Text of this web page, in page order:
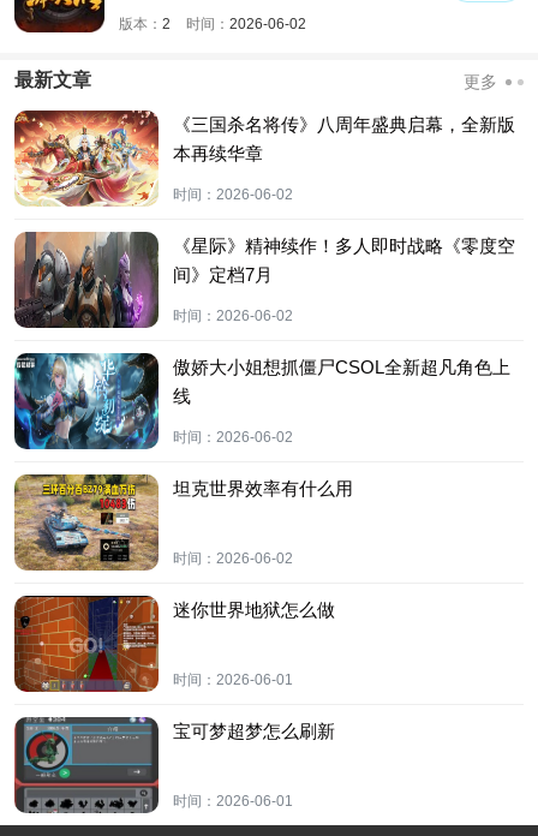
版本： 2 时间： 2026-06-02
最新文章 更多
《三国杀名将传》八周年盛典启幕，全新版
本再续华章
时间： 2026-06-02
《星际》精神续作！多人即时战略《零度空
间》定档7月
时间： 2026-06-02
傲娇大小姐想抓僵尸CSOL全新超凡角色上
线
时间： 2026-06-02
坦克世界效率有什么用
时间： 2026-06-02
迷你世界地狱怎么做
时间： 2026-06-01
宝可梦超梦怎么刷新
时间： 2026-06-01